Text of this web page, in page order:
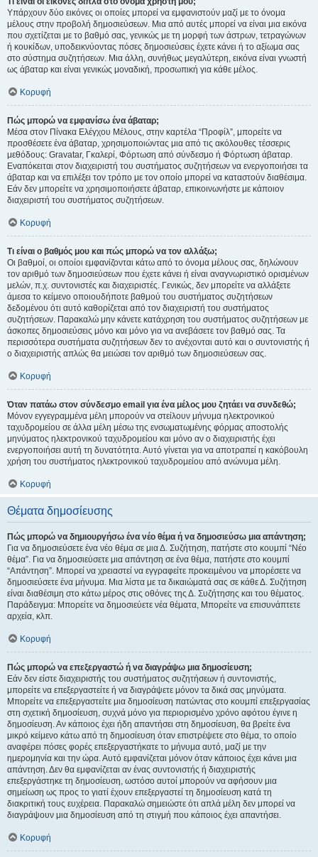
Υπάρχουν δύο εικόνες οι οποίες μπορεί να εμφανιστούν μαζί με το όνομα
μέλους στην προβολή δημοσιεύσεων. Μια από αυτές μπορεί να είναι μια εικόνα
που σχετίζεται με το βαθμό σας, γενικώς με τη μορφή των άστρων, τετραγώνων
ή κουκίδων, υποδεικνύοντας πόσες δημοσιεύσεις έχετε κάνει ή το αξίωμα σας
στο σύστημα συζητήσεων. Μια άλλη, συνήθως μεγαλύτερη, εικόνα είναι γνωστή
ως άβαταρ και είναι γενικώς μοναδική, προσωπική για κάθε μέλος.
Κορυφή
Πώς μπορώ να εμφανίσω ένα άβαταρ;
Μέσα στον Πίνακα Ελέγχου Μέλους, στην καρτέλα “Προφίλ”, μπορείτε να
προσθέσετε ένα άβαταρ, χρησιμοποιώντας μια από τις ακόλουθες τέσσερις
μεθόδους: Gravatar, Γκαλερί, Φόρτωση από σύνδεσμο ή Φόρτωση άβαταρ.
Εναπόκειται στον διαχειριστή του συστήματος συζητήσεων να ενεργοποιήσει τα
άβαταρ και να επιλέξει τον τρόπο με τον οποίο μπορεί να καταστούν διαθέσιμα.
Εάν δεν μπορείτε να χρησιμοποιήσετε άβαταρ, επικοινωνήστε με κάποιον
διαχειριστή του συστήματος συζητήσεων.
Κορυφή
Τι είναι ο βαθμός μου και πώς μπορώ να τον αλλάξω;
Οι βαθμοί, οι οποίοι εμφανίζονται κάτω από το όνομα μέλους σας, δηλώνουν
τον αριθμό των δημοσιεύσεων που έχετε κάνει ή είναι αναγνωριστικό ορισμένων
μελών, π.χ. συντονιστές και διαχειριστές. Γενικώς, δεν μπορείτε να αλλάξετε
άμεσα το κείμενο οποιουδήποτε βαθμού του συστήματος συζητήσεων
δεδομένου ότι αυτό καθορίζεται από τον διαχειριστή του συστήματος
συζητήσεων. Παρακαλώ μην κάνετε κατάχρηση του συστήματος συζητήσεων με
άσκοπες δημοσιεύσεις μόνο και μόνο για να ανεβάσετε τον βαθμό σας. Τα
περισσότερα συστήματα συζητήσεων δεν το ανέχονται αυτό και ο συντονιστής ή
ο διαχειριστής απλώς θα μειώσει τον αριθμό των δημοσιεύσεων σας.
Κορυφή
Όταν πατάω στον σύνδεσμο email για ένα μέλος μου ζητάει να συνδεθώ;
Μόνον εγγεγραμμένα μέλη μπορούν να στείλουν μήνυμα ηλεκτρονικού
ταχυδρομείου σε άλλα μέλη μέσω της ενσωματωμένης φόρμας αποστολής
μηνύματος ηλεκτρονικού ταχυδρομείου και μόνο αν ο διαχειριστής έχει
ενεργοποιήσει αυτή τη δυνατότητα. Αυτό γίνεται για να αποτραπεί η κακόβουλη
χρήση του συστήματος ηλεκτρονικού ταχυδρομείου από ανώνυμα μέλη.
Κορυφή
Θέματα δημοσίευσης
Πώς μπορώ να δημιουργήσω ένα νέο θέμα ή να δημοσιεύσω μια απάντηση;
Για να δημοσιεύσετε ένα νέο θέμα σε μια Δ. Συζήτηση, πατήστε στο κουμπί “Νέο
θέμα”. Για να δημοσιεύσετε μια απάντηση σε ένα θέμα, πατήστε στο κουμπί
“Απάντηση”. Μπορεί να χρειαστεί να εγγραφείτε προκειμένου να μπορέσετε να
δημοσιεύσετε ένα μήνυμα. Μια λίστα με τα δικαιώματά σας σε κάθε Δ. Συζήτηση
είναι διαθέσιμη στο κάτω μέρος στις οθόνες της Δ. Συζήτησης και του θέματος.
Παράδειγμα: Μπορείτε να δημοσιεύετε νέα θέματα, Μπορείτε να επισυνάπτετε
αρχεία, κλπ.
Κορυφή
Πώς μπορώ να επεξεργαστώ ή να διαγράψω μια δημοσίευση;
Εάν δεν είστε διαχειριστής του συστήματος συζητήσεων ή συντονιστής,
μπορείτε να επεξεργαστείτε ή να διαγράψετε μόνον τα δικά σας μηνύματα.
Μπορείτε να επεξεργαστείτε μια δημοσίευση πατώντας στο κουμπί επεξεργασίας
στη σχετική δημοσίευση, συχνά μόνο για περιορισμένο χρόνο αφότου έγινε η
δημοσίευση. Αν κάποιος έχει ήδη απαντήσει στη δημοσίευση, θα βρείτε ένα
μικρό κείμενο κάτω από τη δημοσίευση όταν επιστρέψετε στο θέμα, το οποίο
αναφέρει πόσες φορές επεξεργαστήκατε το μήνυμα αυτό, μαζί με την
ημερομηνία και την ώρα. Αυτό εμφανίζεται μόνον όταν κάποιος έχει κάνει μια
απάντηση. Δεν θα εμφανίζεται αν ένας συντονιστής ή διαχειριστής
επεξεργάστηκε τη δημοσίευση, ωστόσο αυτοί μπορούν να αφήσουν μια
σημείωση ως προς το γιατί έχουν επεξεργαστεί τη δημοσίευση κατά τη
διακριτική τους ευχέρεια. Παρακαλώ σημειώστε ότι απλά μέλη δεν μπορεί να
διαγράψουν μια δημοσίευση από τη στιγμή που κάποιος έχει απαντήσει.
Κορυφή